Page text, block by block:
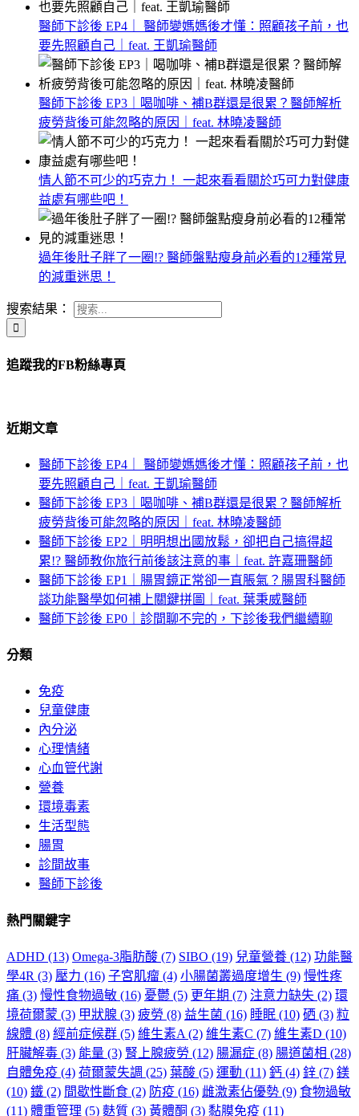
醫師下診後 EP4｜ 醫師變媽媽後才懂：照顧孩子前，也
要先照顧自己｜feat. 王凱瑜醫師
醫師下診後 EP3｜喝咖啡、補B群還是很累？醫師解析
疲勞背後可能忽略的原因｜feat. 林曉凌醫師
情人節不可少的巧克力！ 一起來看看關於巧可力對健康
益處有哪些吧！
過年後肚子胖了一圈!? 醫師盤點瘦身前必看的12種常見
的減重迷思！
搜索結果：
追蹤我的FB粉絲專頁
近期文章
醫師下診後 EP4｜ 醫師變媽媽後才懂：照顧孩子前，也
要先照顧自己｜feat. 王凱瑜醫師
醫師下診後 EP3｜喝咖啡、補B群還是很累？醫師解析
疲勞背後可能忽略的原因｜feat. 林曉凌醫師
醫師下診後 EP2｜明明想出國放鬆，卻把自己搞得超
累!? 醫師教你旅行前後該注意的事｜feat. 許嘉珊醫師
醫師下診後 EP1｜腸胃鏡正常卻一直脹氣？腸胃科醫師
談功能醫學如何補上關鍵拼圖｜feat. 葉秉威醫師
醫師下診後 EP0｜診間聊不完的，下診後我們繼續聊
分類
免疫
兒童健康
內分泌
心理情緒
心血管代謝
營養
環境毒素
生活型態
腸胃
診間故事
醫師下診後
熱門關鍵字
ADHD (13) Omega-3脂肪酸 (7) SIBO (19) 兒童營養 (12) 功能醫
學4R (3) 壓力 (16) 子宮肌瘤 (4) 小腸菌叢過度增生 (9) 慢性疼
痛 (3) 慢性食物過敏 (16) 憂鬱 (5) 更年期 (7) 注意力缺失 (2) 環
境荷爾蒙 (3) 甲狀腺 (3) 疲勞 (8) 益生菌 (16) 睡眠 (10) 硒 (3) 粒
線體 (8) 經前症候群 (5) 維生素A (2) 維生素C (7) 維生素D (10)
肝臟解毒 (3) 能量 (3) 腎上腺疲勞 (12) 腸漏症 (8) 腸道菌相 (28)
自體免疫 (4) 荷爾蒙失調 (25) 葉酸 (5) 運動 (11) 鈣 (4) 鋅 (7) 鎂
(10) 鐵 (2) 間歇性斷食 (2) 防疫 (16) 雌激素佔優勢 (9) 食物過敏
(11) 體重管理 (5) 麩質 (3) 黃體酮 (3) 黏膜免疫 (11)